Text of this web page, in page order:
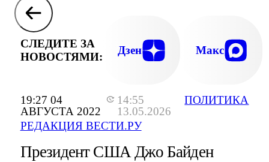
19:27 04
АВГУСТА 2022
14:55
13.05.2026
РЕДАКЦИЯ ВЕСТИ.РУ
ПОЛИТИКА
СЛЕДИТЕ ЗА
НОВОСТЯМИ:
Дзен Макс
Президент США Джо Байден